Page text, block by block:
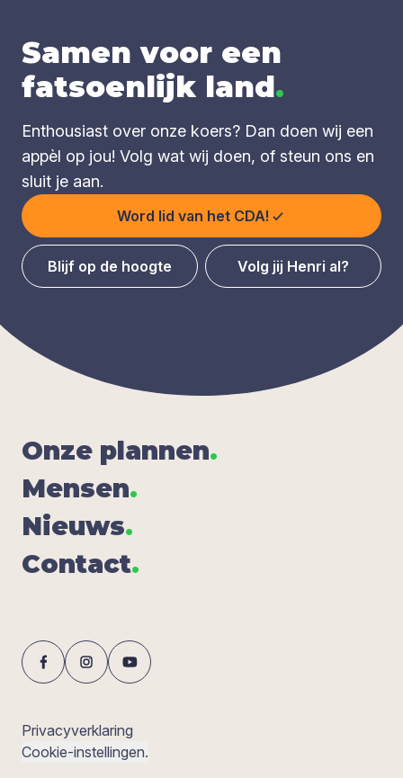
Samen voor een
fatsoenlijk land.
Enthousiast over onze koers? Dan doen wij een
appèl op jou! Volg wat wij doen, of steun ons en
sluit je aan.
Word lid van het CDA!
Blijf op de hoogte Volg jij Henri al?
Onze plan­nen.
Men­sen.
Nieuws.
Con­tact.
Privacyverklaring
Cookie-instellingen.